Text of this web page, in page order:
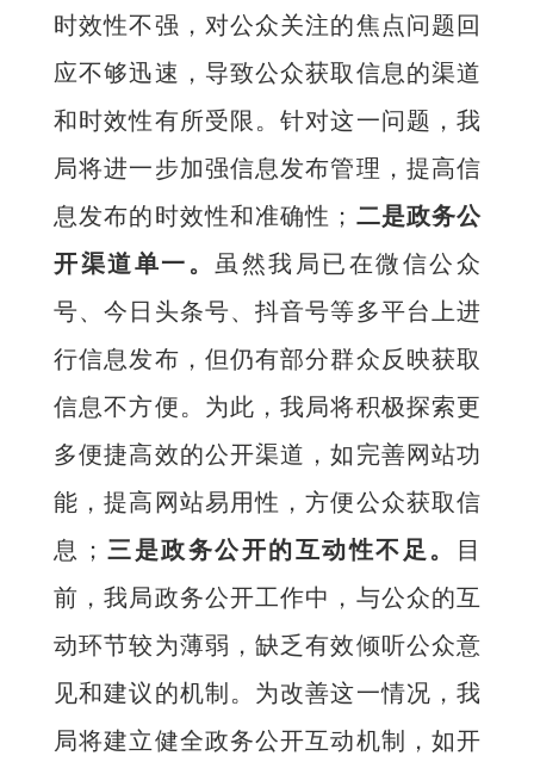
时效性不强，对公众关注的焦点问题回
应不够迅速，导致公众获取信息的渠道
和时效性有所受限。针对这一问题，我
局将进一步加强信息发布管理，提高信
息发布的时效性和准确性； 二是政务公
开渠道单一。 虽然我局已在微信公众
号、今日头条号、抖音号等多平台上进
行信息发布，但仍有部分群众反映获取
信息不方便。为此，我局将积极探索更
多便捷高效的公开渠道，如完善网站功
能，提高网站易用性，方便公众获取信
息； 三是政务公开的互动性不足。
目
前，我局政务公开工作中，与公众的互
动环节较为薄弱，缺乏有效倾听公众意
见和建议的机制。为改善这一情况，我
局将建立健全政务公开互动机制，如开